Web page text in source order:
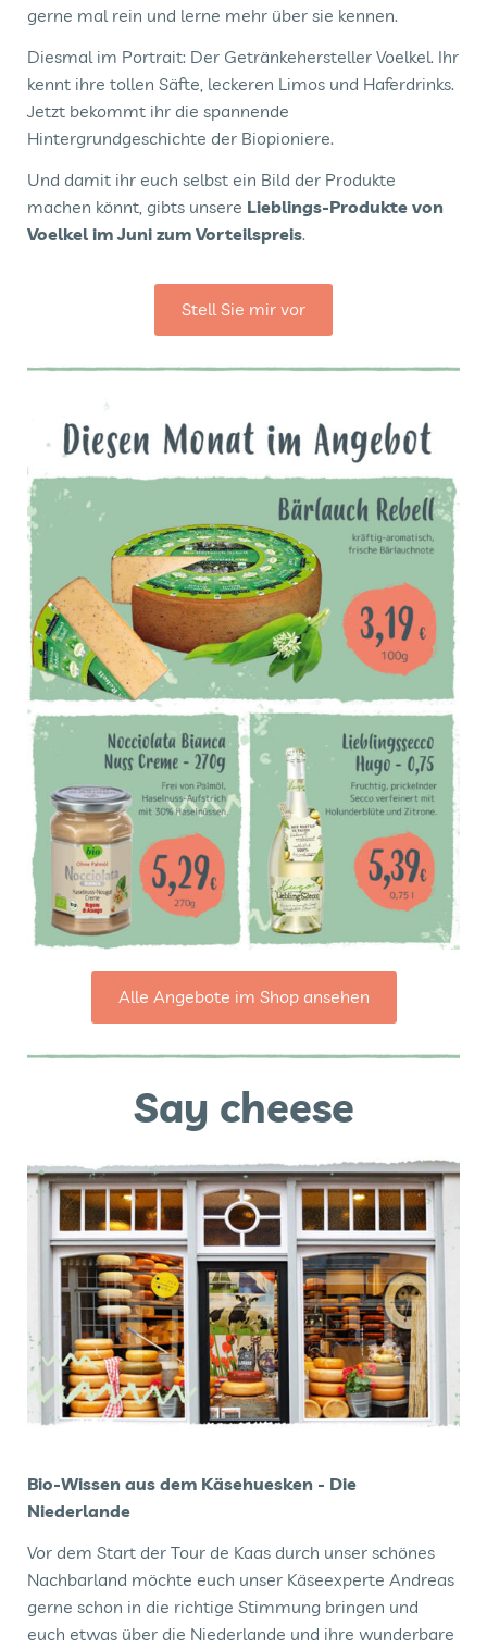
gerne mal rein und lerne mehr über sie kennen.
Diesmal im Portrait: Der Getränkehersteller Voelkel. Ihr
kennt ihre tollen Säfte, leckeren Limos und Haferdrinks.
Jetzt bekommt ihr die spannende
Hintergrundgeschichte der Biopioniere.
Und damit ihr euch selbst ein Bild der Produkte
machen könnt, gibts unsere Lieblings-Produkte von
Voelkel im Juni zum Vorteilspreis.
Stell Sie mir vor
Alle Angebote im Shop ansehen
Say cheese
Bio-Wissen aus dem Käsehuesken - Die
Niederlande
Vor dem Start der Tour de Kaas durch unser schönes
Nachbarland möchte euch unser Käseexperte Andreas
gerne schon in die richtige Stimmung bringen und
euch etwas über die Niederlande und ihre wunderbare